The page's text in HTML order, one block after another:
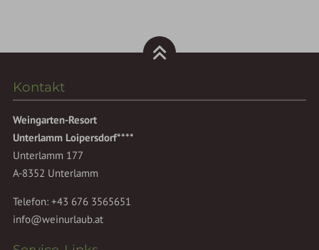
Kontakt
Weingarten-Resort
Unterlamm Loipersdorf****
Unterlamm 177
A-8352 Unterlamm
Telefon:+43 676 3565651
info@weinurlaub.at